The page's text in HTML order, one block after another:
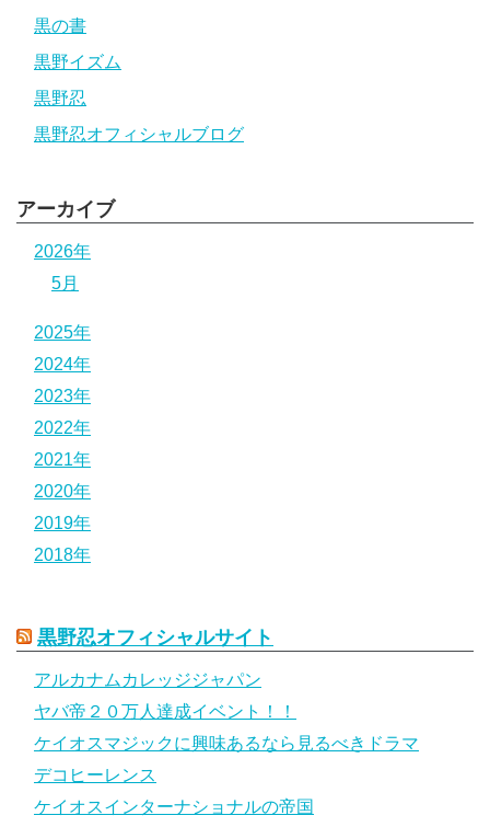
黒の書
黒野イズム
黒野忍
黒野忍オフィシャルブログ
アーカイブ
2026年
5月
2025年
2024年
2023年
2022年
2021年
2020年
2019年
2018年
黒野忍オフィシャルサイト
アルカナムカレッジジャパン
ヤバ帝２０万人達成イベント！！
ケイオスマジックに興味あるなら見るべきドラマ
デコヒーレンス
ケイオスインターナショナルの帝国